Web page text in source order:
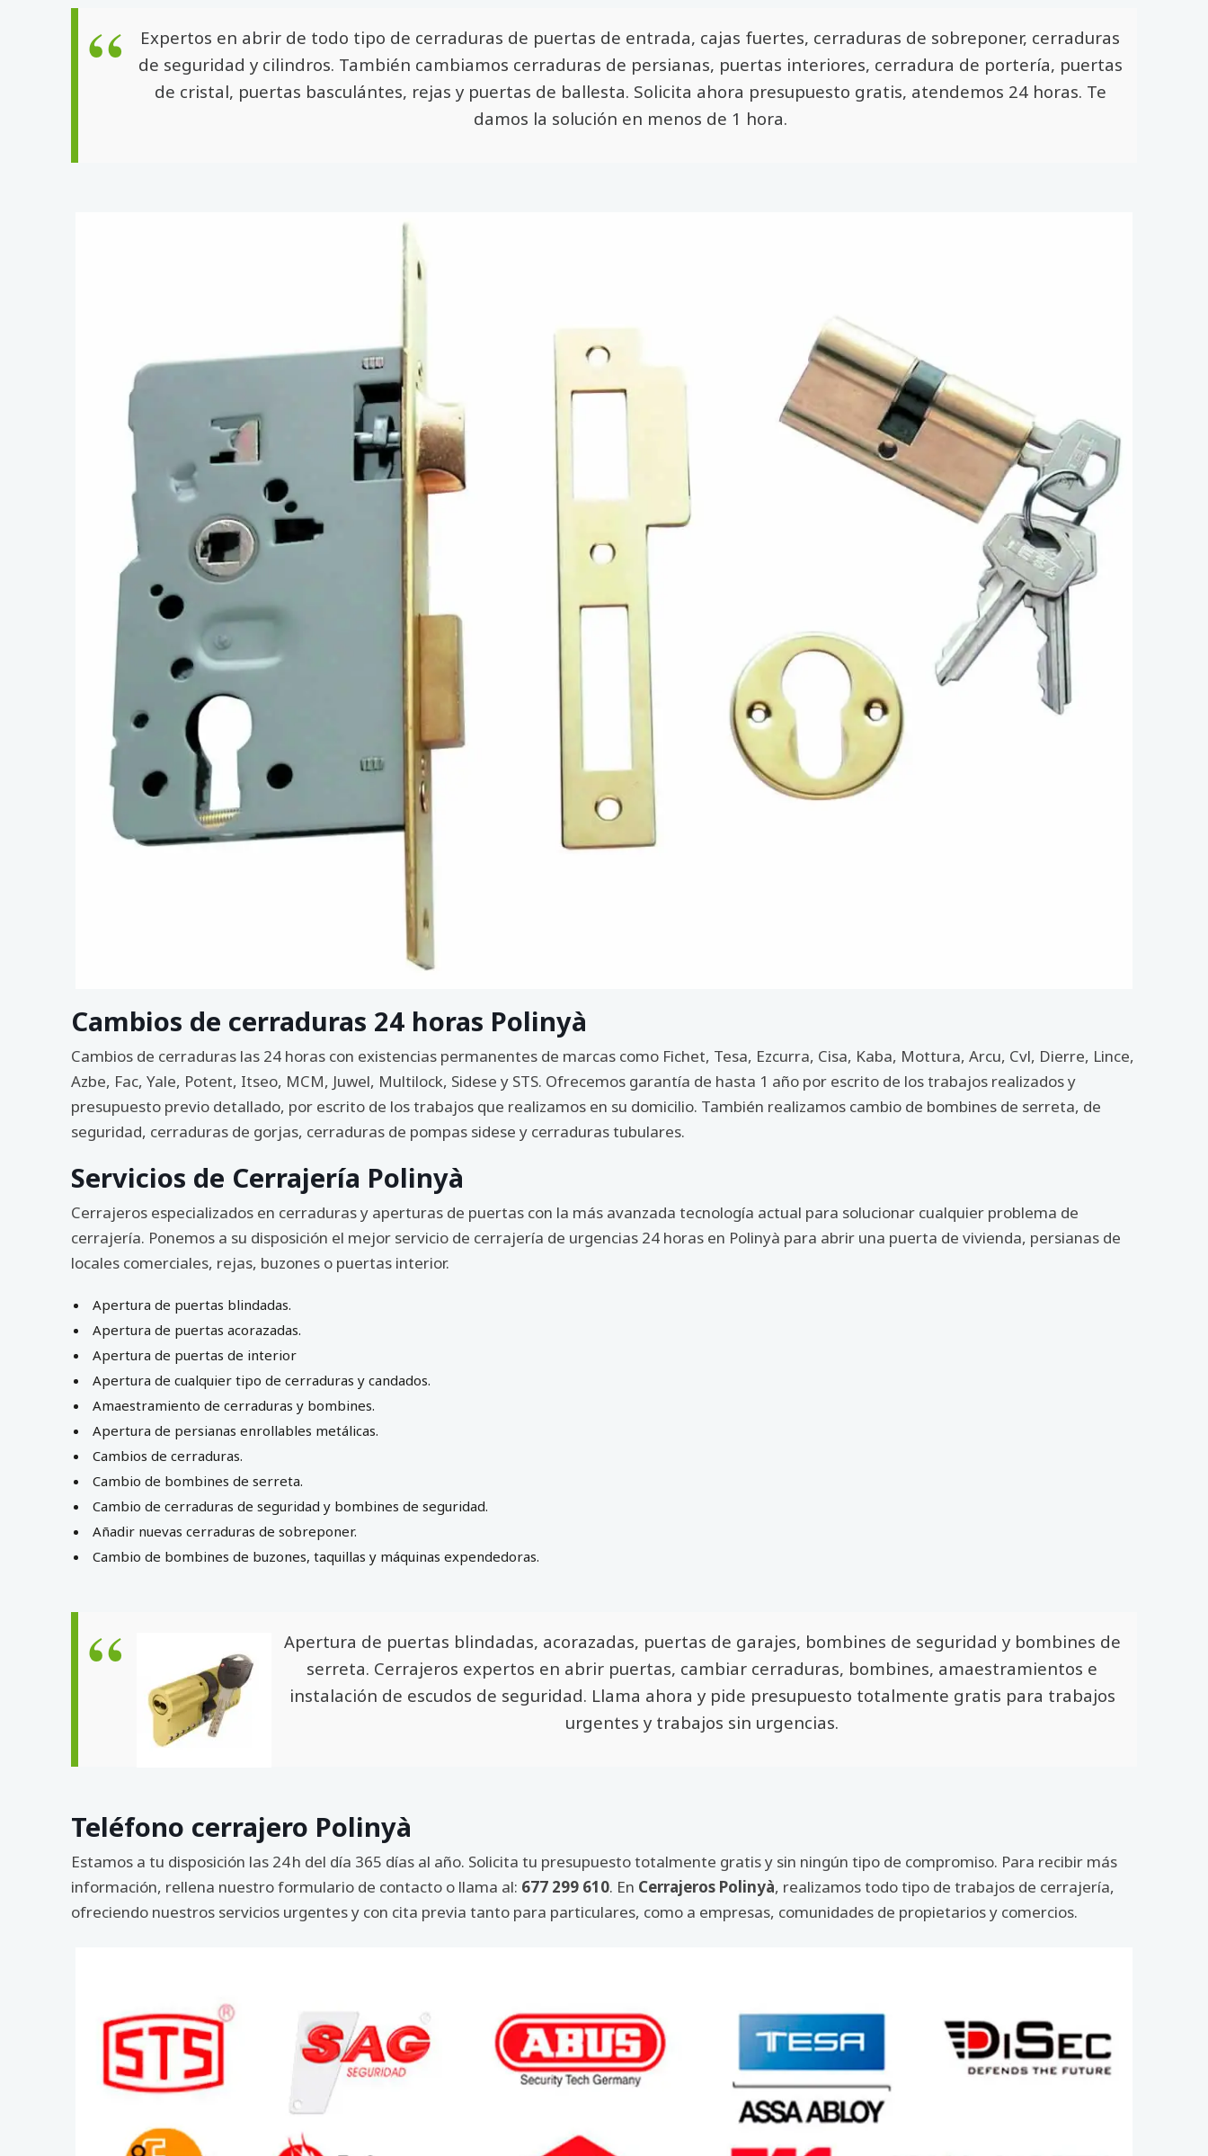
Expertos en abrir de todo tipo de cerraduras de puertas de entrada, cajas fuertes, cerraduras de sobreponer, cerraduras
de seguridad y cilindros. También cambiamos cerraduras de persianas, puertas interiores, cerradura de portería, puertas
de cristal, puertas basculántes, rejas y puertas de ballesta. Solicita ahora presupuesto gratis, atendemos 24 horas. Te
damos la solución en menos de 1 hora.
Cambios de cerraduras 24 horas Polinyà
Cambios de cerraduras las 24 horas con existencias permanentes de marcas como Fichet, Tesa, Ezcurra, Cisa, Kaba, Mottura, Arcu, Cvl, Dierre, Lince,
Azbe, Fac, Yale, Potent, Itseo, MCM, Juwel, Multilock, Sidese y STS. Ofrecemos garantía de hasta 1 año por escrito de los trabajos realizados y
presupuesto previo detallado, por escrito de los trabajos que realizamos en su domicilio. También realizamos cambio de bombines de serreta, de
seguridad, cerraduras de gorjas, cerraduras de pompas sidese y cerraduras tubulares.
Servicios de Cerrajería Polinyà
Cerrajeros especializados en cerraduras y aperturas de puertas con la más avanzada tecnología actual para solucionar cualquier problema de
cerrajería. Ponemos a su disposición el mejor servicio de cerrajería de urgencias 24 horas en Polinyà para abrir una puerta de vivienda, persianas de
locales comerciales, rejas, buzones o puertas interior.
Apertura de puertas blindadas.
Apertura de puertas acorazadas.
Apertura de puertas de interior
Apertura de cualquier tipo de cerraduras y candados.
Amaestramiento de cerraduras y bombines.
Apertura de persianas enrollables metálicas.
Cambios de cerraduras.
Cambio de bombines de serreta.
Cambio de cerraduras de seguridad y bombines de seguridad.
Añadir nuevas cerraduras de sobreponer.
Cambio de bombines de buzones, taquillas y máquinas expendedoras.
Apertura de puertas blindadas, acorazadas, puertas de garajes, bombines de seguridad y bombines de
serreta. Cerrajeros expertos en abrir puertas, cambiar cerraduras, bombines, amaestramientos e
instalación de escudos de seguridad. Llama ahora y pide presupuesto totalmente gratis para trabajos
urgentes y trabajos sin urgencias.
Teléfono cerrajero Polinyà
Estamos a tu disposición las 24 h del día 365 días al año. Solicita tu presupuesto totalmente gratis y sin ningún tipo de compromiso. Para recibir más
información, rellena nuestro formulario de contacto o llama al: 677 299 610. En Cerrajeros Polinyà, realizamos todo tipo de trabajos de cerrajería,
ofreciendo nuestros servicios urgentes y con cita previa tanto para particulares, como a empresas, comunidades de propietarios y comercios.